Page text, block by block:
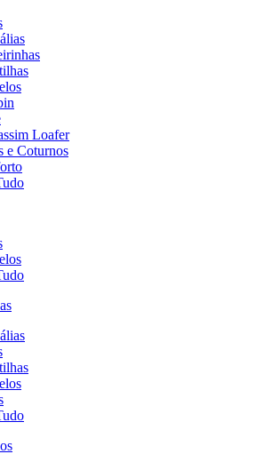
Loafer
e Coturnos